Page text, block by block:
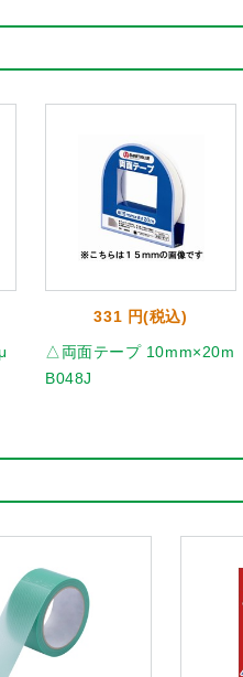
331 円(税込)
△両面テープ 10mm×20m
B048J